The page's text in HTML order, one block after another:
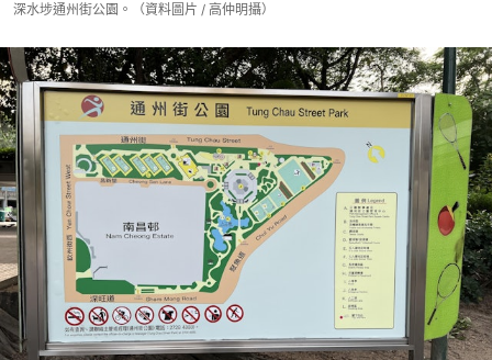
深水埗通州街公園。（資料圖片 / 高仲明攝）